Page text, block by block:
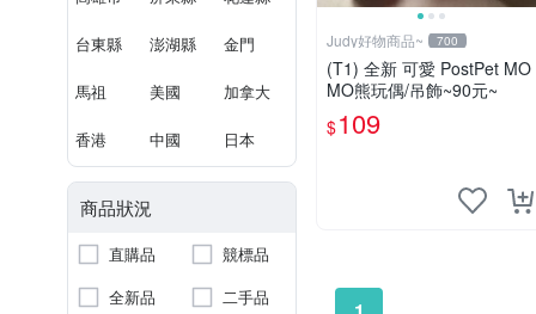
台東縣 澎湖縣 金門
馬祖 美國 加拿大
香港 中國 日本
商品狀況
直購品
競標品
全新品
二手品
Judy好物商品~ 700
(T1) 全新 可愛 PostPet MO
MO熊玩偶/吊飾~90元~
$109